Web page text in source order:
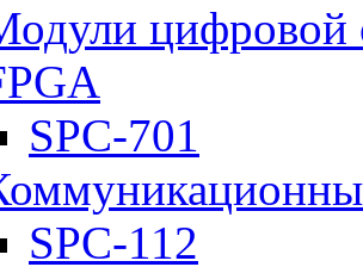
цифровой
SPC-701
SPC-112